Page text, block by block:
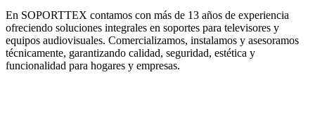
En SOPORTTEX contamos con más de 13 años de experiencia
ofreciendo soluciones integrales en soportes para televisores y
equipos audiovisuales. Comercializamos, instalamos y asesoramos
técnicamente, garantizando calidad, seguridad, estética y
funcionalidad para hogares y empresas.